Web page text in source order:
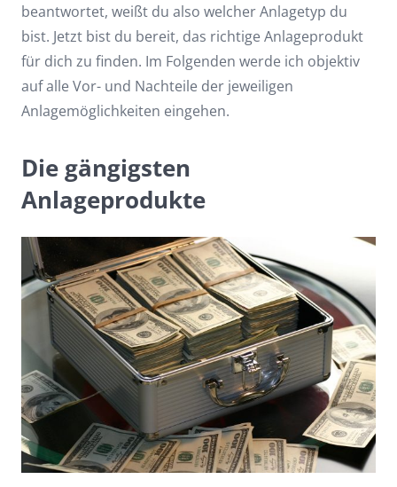
beantwortet, weißt du also welcher Anlagetyp du
bist. Jetzt bist du bereit, das richtige Anlageprodukt
für dich zu finden. Im Folgenden werde ich objektiv
auf alle Vor- und Nachteile der jeweiligen
Anlagemöglichkeiten eingehen.
Die gängigsten
Anlageprodukte